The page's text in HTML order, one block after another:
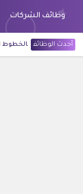
وظائف الشركات
الخطوط السعودية قد